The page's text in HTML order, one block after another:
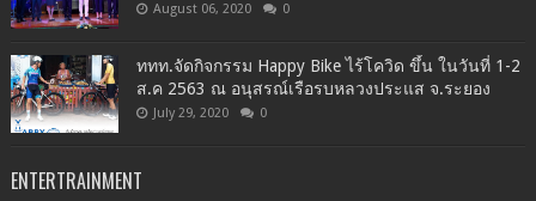
August 06, 2020 0
ททท.จัดกิจกรรม Happy Bike ไร้โควิด ขึ้น ในวันที่ 1-2
ส.ค 2563 ณ อนุสรณ์เรือรบหลวงประแส จ.ระยอง
July 29, 2020 0
ENTERTRAINMENT